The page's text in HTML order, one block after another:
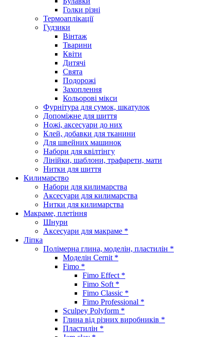
Голки різні
Термоаплікації
Гудзики
Вінтаж
Тварини
Квіти
Дитячі
Свята
Подорожі
Захоплення
Кольорові мікси
Фурнітура для сумок, шкатулок
Допоміжне для шиття
Ножі, аксесуари до них
Клей, добавки для тканини
Для швейних машинок
Набори для квілтінгу
Лінійки, шаблони, трафарети, мати
Нитки для шиття
Килимарство
Набори для килимарства
Аксесуари для килимарства
Нитки для килимарства
Макраме, плетіння
Шнури
Аксесуари для макраме *
Ліпка
Полімерна глина, моделін, пластилін *
Моделін Cernit *
Fimo *
Fimo Effect *
Fimo Soft *
Fimo Classic *
Fimo Professional *
Sculpey Polyform *
Глина від різних виробників *
Пластилін *